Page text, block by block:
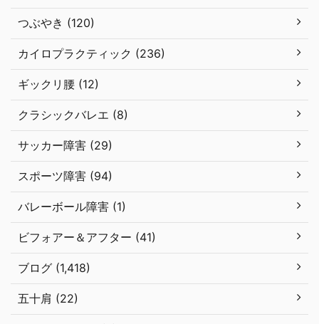
つぶやき (120)
カイロプラクティック (236)
ギックリ腰 (12)
クラシックバレエ (8)
サッカー障害 (29)
スポーツ障害 (94)
バレーボール障害 (1)
ビフォアー＆アフター (41)
ブログ (1,418)
五十肩 (22)